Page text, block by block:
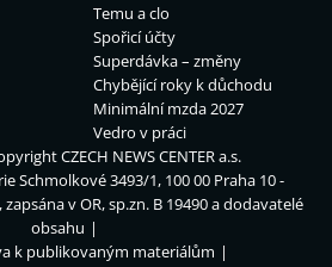
Temu a clo
Spořicí účty
Superdávka – změny
Chybějící roky k důchodu
Minimální mzda 2027
Vedro v práci
CZECH NEWS CENTER a.s.
Schmolkové 3493/1, 100 00 Praha 10 -
zapsána v OR, sp.zn. B 19490 a dodavatelé
obsahu
k publikovaným materiálům